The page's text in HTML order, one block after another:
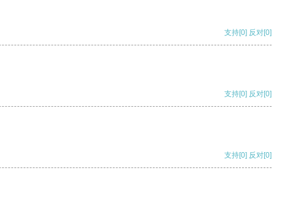
支持[0] 反对[0]
支持[0] 反对[0]
支持[0] 反对[0]